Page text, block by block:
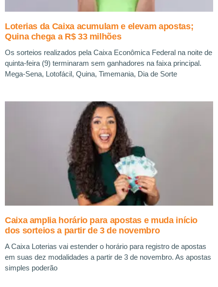
Loterias da Caixa acumulam e elevam apostas;
Quina chega a R$ 33 milhões
Os sorteios realizados pela Caixa Econômica Federal na noite de
quinta-feira (9) terminaram sem ganhadores na faixa principal.
Mega-Sena, Lotofácil, Quina, Timemania, Dia de Sorte
Caixa amplia horário para apostas e muda início
dos sorteios a partir de 3 de novembro
A Caixa Loterias vai estender o horário para registro de apostas
em suas dez modalidades a partir de 3 de novembro. As apostas
simples poderão